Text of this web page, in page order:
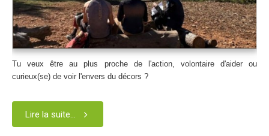
Tombola
Programme de la journée
Règlement
Retour sur l'Enduro 2017
Edition 2017
Tu veux être au plus proche de l'action, volontaire d'aider ou
curieux(se) de voir l'envers du décors ?
Lire la suite...